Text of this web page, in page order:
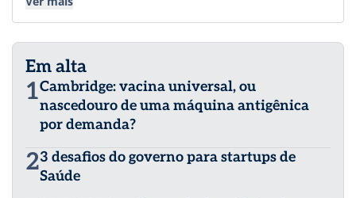
e Audi.
Em alta
1Cambridge: vacina universal, ou
nascedouro de uma máquina antigênica
por demanda?
23 desafios do governo para startups de
Saúde